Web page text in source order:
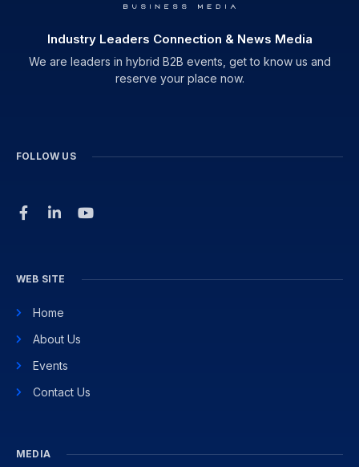
Industry Leaders Connection & News Media
We are leaders in hybrid B2B events, get to know us and
reserve your place now.
FOLLOW US
WEB SITE
Home
About Us
Events
Contact Us
MEDIA